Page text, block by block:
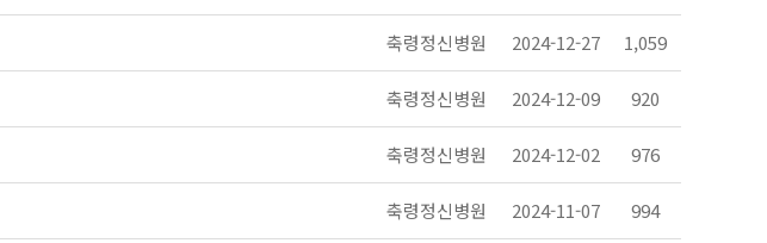
축령정신병원 2024-12-27 1,059
축령정신병원 2024-12-09 920
축령정신병원 2024-12-02 976
축령정신병원 2024-11-07 994